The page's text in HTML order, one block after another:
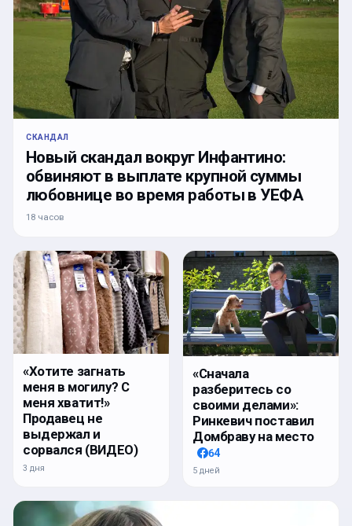
СКАНДАЛ
Новый скандал вокруг Инфантино:
обвиняют в выплате крупной суммы
любовнице во время работы в УЕФА
18 часов
«Хотите загнать
меня в могилу? С
меня хватит!»
Продавец не
выдержал и
сорвался (ВИДЕО)
3 дня
«Сначала
разберитесь со
своими делами»:
Ринкевич поставил
Домбраву на место
64
5 дней